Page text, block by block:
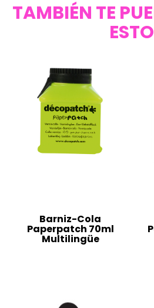
TAMBIÉN TE
ESTO
Barniz-Cola
Paperpatch 70ml
Multilingüe